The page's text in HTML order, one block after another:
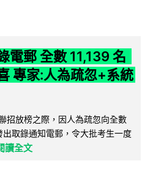
電郵 全數 11,139 名
專家:人為疏忽+系統
招放榜之際，因人為疏忽向全數
取錄通知電郵，令大批考生一度
讀全文